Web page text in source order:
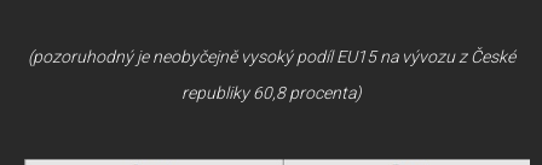
(pozoruhodný je neobyčejně vysoký podíl EU15 na vývozu z České
republiky 60,8 procenta)